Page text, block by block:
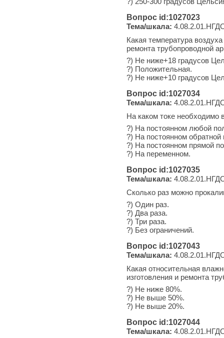
Вопрос id:1027023
Тема/шкала:
Какая температура
ремонта трубопроводной
?) Не ниже+18 градусов
?) Положительная.
?) Не ниже+10 градусов
Вопрос id:1027034
Тема/шкала:
На каком токе необходимо
?) На постоянном любой
?) На постоянном обратной
?) На постоянном прямой
?) На переменном.
Вопрос id:1027035
Тема/шкала:
Сколько раз можно
?) Один раз.
?) Два раза.
?) Три раза.
?) Без ограничений.
Вопрос id:1027043
Тема/шкала:
Какая относительная
изготовления и ремонта
?) Не ниже 80%.
?) Не выше 50%.
?) Не выше 20%.
Вопрос id:1027044
Тема/шкала: